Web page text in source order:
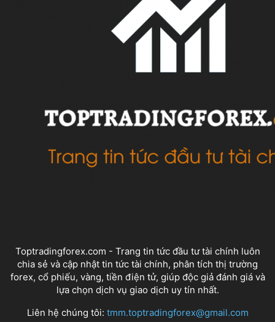
Toptradingforex.com - Trang tin tức đầu tư tài chính luôn
chia sẻ và cập nhật tin tức tài chính, phân tích thị trường
forex, cổ phiếu, vàng, tiền điện tử, giúp độc giả đánh giá và
lựa chọn dịch vụ giao dịch uy tín nhất.
Liên hệ chúng tôi: tmm.toptradingforex@gmail.com